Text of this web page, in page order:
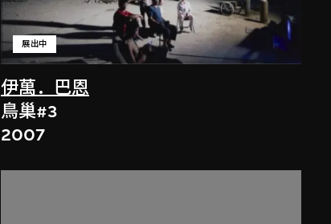
伊萬．巴恩
展出中
鳥巢#3
2007